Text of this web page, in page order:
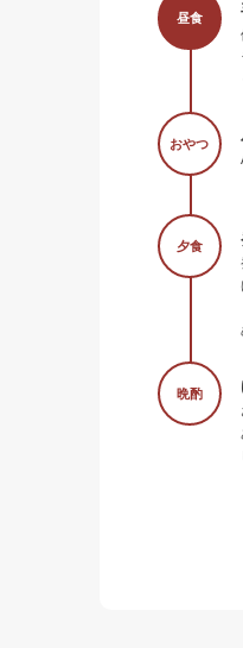
昼食
おやつ
夕食
晩酌